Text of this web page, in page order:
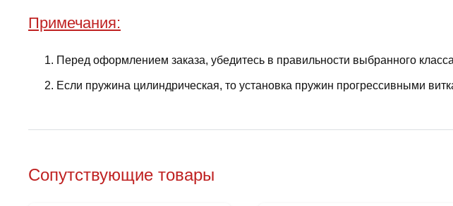
Примечания:
Перед оформлением заказа, убедитесь в правильности выбранного
Если пружина цилиндрическая, то установка пружин прогрессивными
Сопутствующие товары